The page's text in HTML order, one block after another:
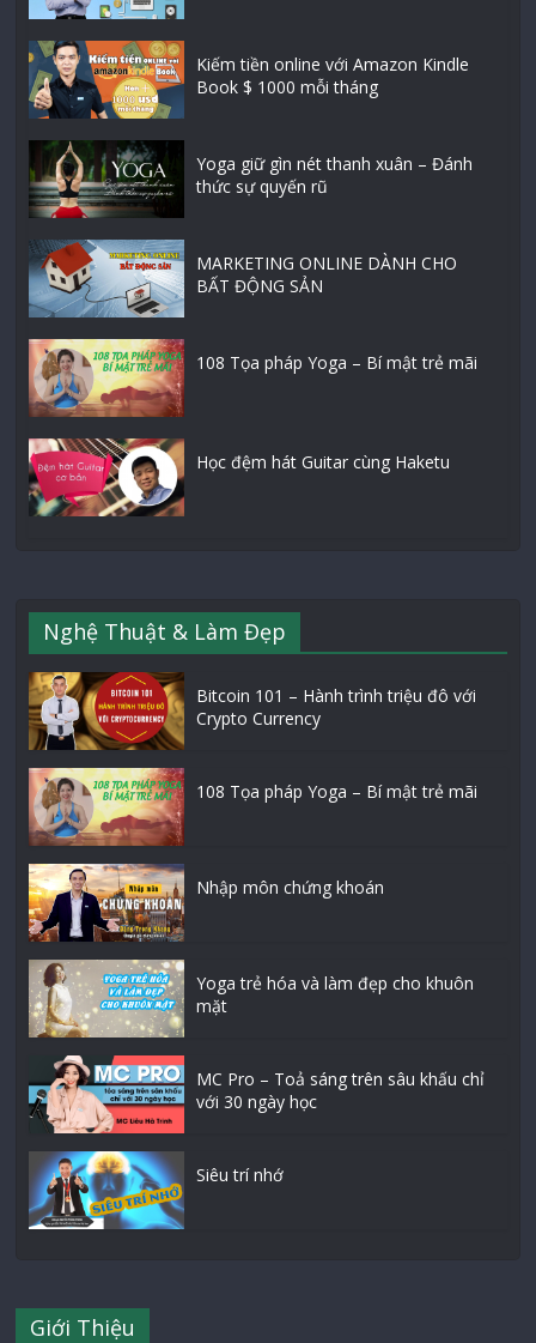
Kiếm tiền online với Amazon Kindle
Book $ 1000 mỗi tháng
Yoga giữ gìn nét thanh xuân – Đánh
thức sự quyến rũ
MARKETING ONLINE DÀNH CHO
BẤT ĐỘNG SẢN
108 Tọa pháp Yoga – Bí mật trẻ mãi
Học đệm hát Guitar cùng Haketu
Nghệ Thuật & Làm Đẹp
Bitcoin 101 – Hành trình triệu đô với
Crypto Currency
108 Tọa pháp Yoga – Bí mật trẻ mãi
Nhập môn chứng khoán
Yoga trẻ hóa và làm đẹp cho khuôn
mặt
MC Pro – Toả sáng trên sâu khấu chỉ
với 30 ngày học
Siêu trí nhớ
Giới Thiệu